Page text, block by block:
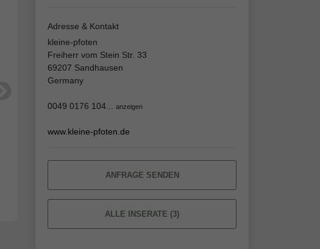
Adresse & Kontakt
kleine-pfoten
Freiherr vom Stein Str. 33
69207 Sandhausen
Germany
0049 0176 104... anzeigen
www.kleine-pfoten.de
ANFRAGE SENDEN
ALLE INSERATE (3)